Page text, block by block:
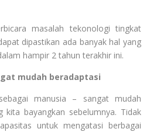
masalah tekonologi tingkat
dipastikan ada banyak hal yang
hampir 2 tahun terakhir ini.
mudah beradaptasi
manusia – sangat mudah
kita bayangkan sebelumnya. Tidak
untuk mengatasi berbagai